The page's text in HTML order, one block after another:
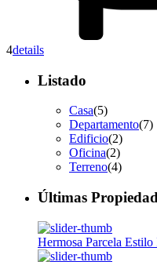
4details
Listado
Casa(5)
Departamento(7)
Edificio(2)
Oficina(2)
Terreno(4)
Últimas
Hermosa Parcela Estilo